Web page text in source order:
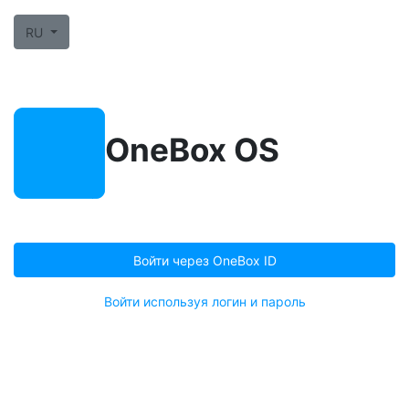
RU
OneBox OS
Войти через OneBox ID
Войти используя логин и пароль